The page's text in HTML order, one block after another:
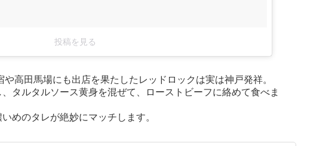
投稿を見る
高田馬場にも出店を果たしたレッドロックは実は神戸発祥。
タルタルソース黄身を混ぜて、ローストビーフに絡めて食べま
めのタレが絶妙にマッチします。